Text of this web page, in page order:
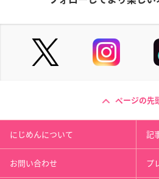
ページの先
にじめんについて 記
お問い合わせ プ